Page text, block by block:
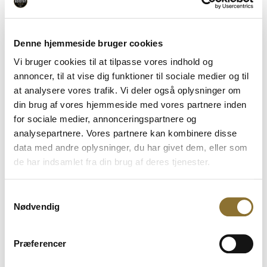
Denne hjemmeside bruger cookies
Vi bruger cookies til at tilpasse vores indhold og
annoncer, til at vise dig funktioner til sociale medier og til
at analysere vores trafik. Vi deler også oplysninger om
din brug af vores hjemmeside med vores partnere inden
for sociale medier, annonceringspartnere og
analysepartnere. Vores partnere kan kombinere disse
data med andre oplysninger, du har givet dem, eller som
de har indsamlet fra din brug af deres tjenester.
Nødvendig
Præferencer
Bør ikke indtages af børn eller gravide og ammende
Daglig dosis bør ikke overskrides. Kosttilskud bør
ikke erstatte en varieret og balanceret kost og sund
livstil.
Opbevaring: Opbevares utilgængeligt for børn.
Produktet skal opbevares tørt, ikke for varmt og
beskyttet mod direkte sollys.
(Produktets ingrediensliste, næringsindhold og
emballage kan blive ændret over tid. Vi opdaterer
Næringsindhold
(%RI*)